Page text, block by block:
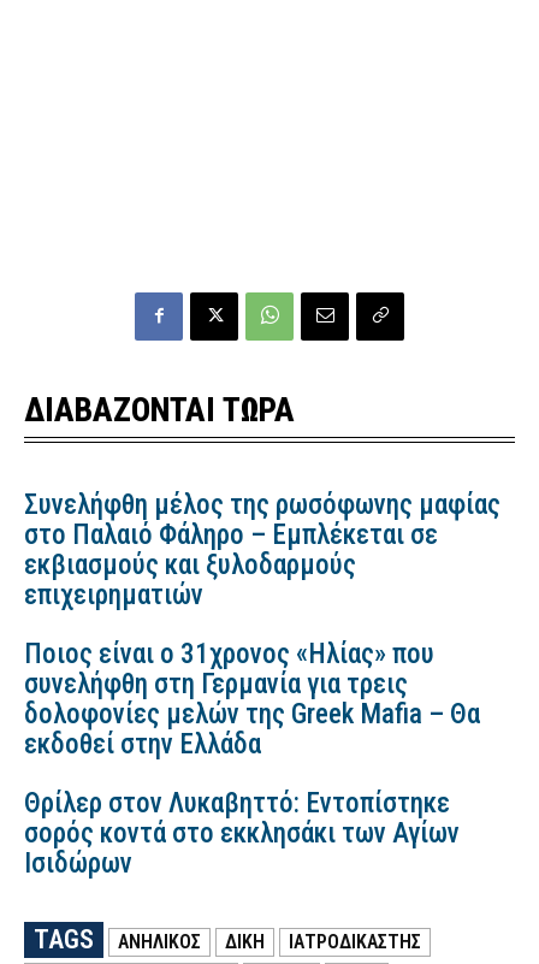
ΔΙΑΒΑΖΟΝΤΑΙ ΤΩΡΑ
Συνελήφθη μέλος της ρωσόφωνης μαφίας
στο Παλαιό Φάληρο – Εμπλέκεται σε
εκβιασμούς και ξυλοδαρμούς
επιχειρηματιών
Ποιος είναι ο 31χρονος «Ηλίας» που
συνελήφθη στη Γερμανία για τρεις
δολοφονίες μελών της Greek Mafia – Θα
εκδοθεί στην Ελλάδα
Θρίλερ στον Λυκαβηττό: Εντοπίστηκε
σορός κοντά στο εκκλησάκι των Αγίων
Ισιδώρων
TAGS ΑΝΗΛΙΚΟΣ ΔΙΚΗ
ΙΑΤΡΟΔΙΚΑΣΤΗΣ